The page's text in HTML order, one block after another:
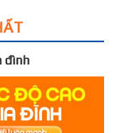
đình